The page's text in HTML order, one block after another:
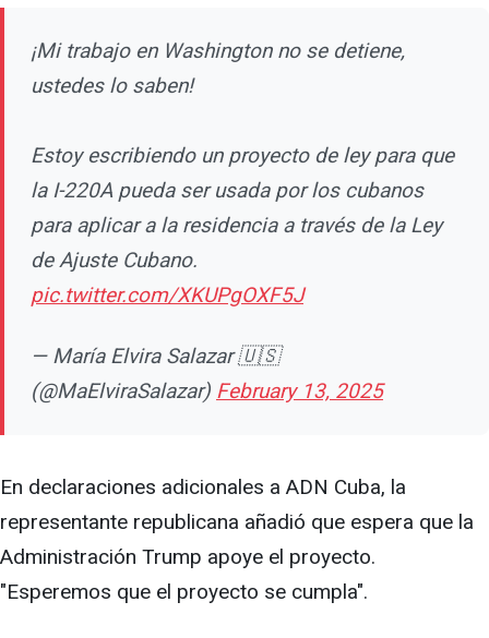
¡Mi trabajo en Washington no se detiene,
ustedes lo saben!
Estoy escribiendo un proyecto de ley para que
la I-220A pueda ser usada por los cubanos
para aplicar a la residencia a través de la Ley
de Ajuste Cubano.
pic.twitter.com/XKUPgOXF5J
— María Elvira Salazar 🇺🇸
(@MaElviraSalazar) February 13, 2025
En declaraciones adicionales a ADN Cuba, la
representante republicana añadió que espera que la
Administración Trump apoye el proyecto.
"Esperemos que el proyecto se cumpla".